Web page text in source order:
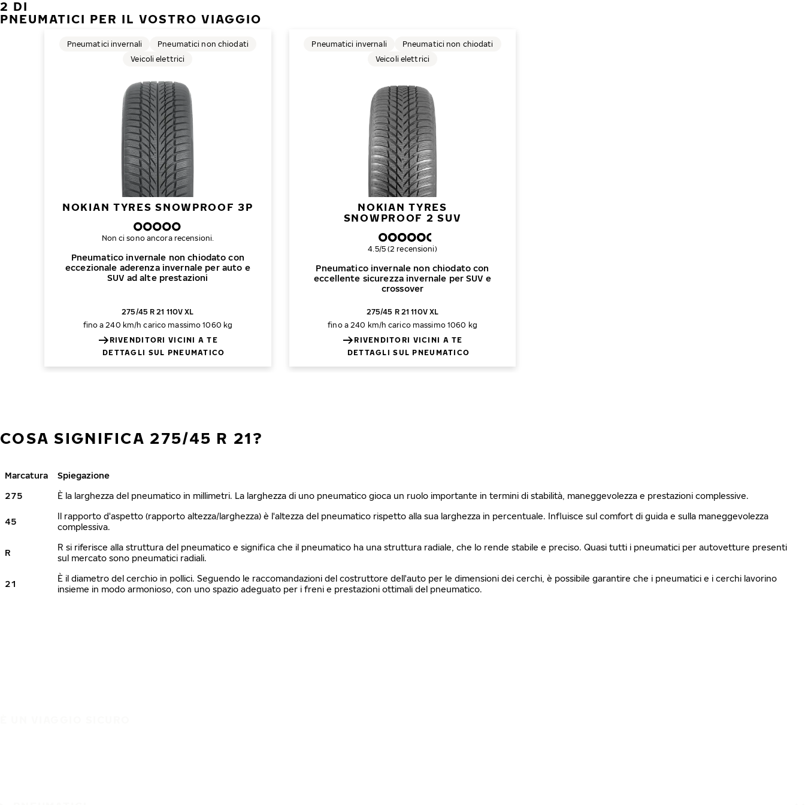
2 DI
PNEUMATICI PER IL VOSTRO VIAGGIO
NOKIAN TYRES SNOWPROOF 3P
Pneumatico invernale non chiodato con
eccezionale aderenza invernale per auto e
SUV ad alte prestazioni
Pneumatici invernali
Pneumatici non chiodati
Veicoli elettrici
Non ci sono ancora recensioni.
275/45 R 21 110V XL
fino a 240 km/h carico massimo 1060 kg
RIVENDITORI VICINI A TE
DETTAGLI SUL PNEUMATICO
NOKIAN TYRES
SNOWPROOF 2 SUV
Pneumatico invernale non chiodato con
eccellente sicurezza invernale per SUV e
crossover
Pneumatici invernali
Pneumatici non chiodati
Veicoli elettrici
Valutazione complessiva
4.5/5 (2 recensioni)
275/45 R 21 110V XL
fino a 240 km/h carico massimo 1060 kg
RIVENDITORI VICINI A TE
DETTAGLI SUL PNEUMATICO
COSA SIGNIFICA 275/45 R 21?
Marcatura
Spiegazione
275
È la larghezza del pneumatico in millimetri. La larghezza di uno pneumatico gioca un ruolo importante in termini di stabilità, maneggevolezza e prestazioni complessive.
45
Il rapporto d'aspetto (rapporto altezza/larghezza) è l'altezza del pneumatico rispetto alla sua larghezza in percentuale. Influisce sul comfort di guida e sulla maneggevolezza
complessiva.
R
R si riferisce alla struttura del pneumatico e significa che il pneumatico ha una struttura radiale, che lo rende stabile e preciso. Quasi tutti i pneumatici per autovetture presenti
sul mercato sono pneumatici radiali.
21
È il diametro del cerchio in pollici. Seguendo le raccomandazioni del costruttore dell'auto per le dimensioni dei cerchi, è possibile garantire che i pneumatici e i cerchi lavorino
insieme in modo armonioso, con uno spazio adeguato per i freni e prestazioni ottimali del pneumatico.